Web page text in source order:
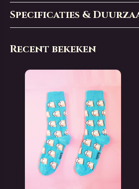
Specificaties &
Recent bekeken